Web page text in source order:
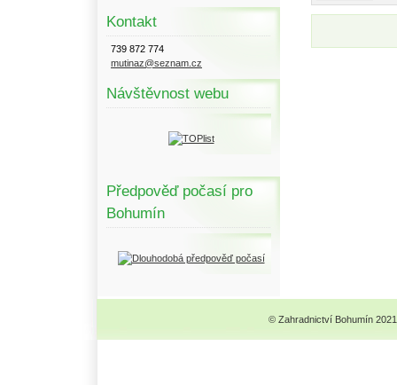
Kontakt
739 872 774
mutinaz@seznam.cz
Návštěvnost webu
Předpověď počasí pro
Bohumín
© Zahradnictví Bohumín